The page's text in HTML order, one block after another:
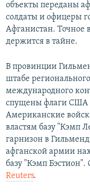
объекты переданы
солдаты и офицеры
Афганистан. Точное
держится в тайне.
В провинции
штабе
международного
спущены флаги США
Американские
властям базу "Кэмп
гарнизон в
афганской армии
базу "Кэмп Бэстион".
Reuters.